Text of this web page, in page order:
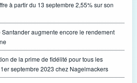
à partir du 13 septembre 2,55% sur son
Santander augmente encore le rendement
de la prime de fidélité pour tous les
septembre 2023 chez Nagelmackers